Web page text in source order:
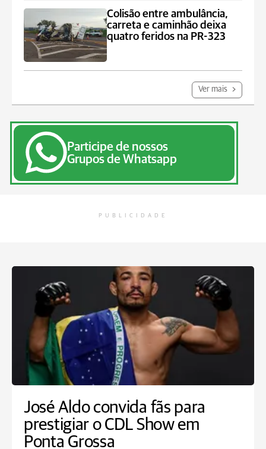
Colisão entre ambulância,
carreta e caminhão deixa
quatro feridos na PR-323
Ver mais
Participe de nossos
Grupos de Whatsapp
PUBLICIDADE
José Aldo convida fãs para
prestigiar o CDL Show em
Ponta Grossa